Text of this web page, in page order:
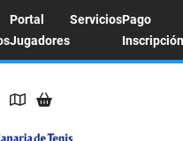
Portal
Jugadores
ServiciosPago
Inscripción